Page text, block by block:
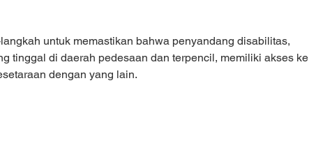
untuk memastikan bahwa penyandang disabilitas,
tinggal di daerah pedesaan dan terpencil, memiliki akses ke
dengan yang lain.